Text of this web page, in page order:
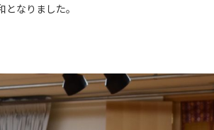
なりました。